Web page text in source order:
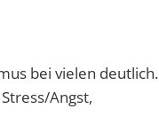
bei vielen deutlich.
Angst,